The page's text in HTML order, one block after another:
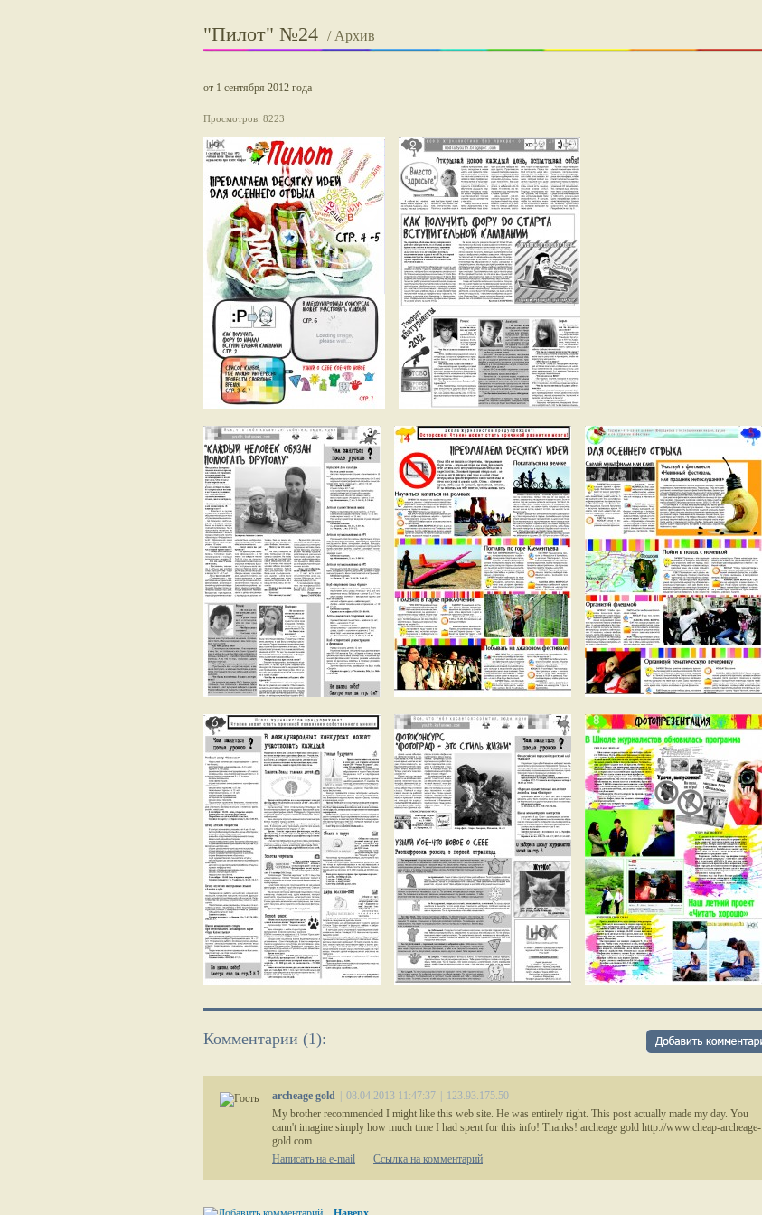
"Пилот" №24 / Архив
от 1 сентября 2012 года
Просмотров: 8223
Комментарии (1):
archeage gold 08.04.2013 11:47:37
123.93.175.50
My brother recommended I might like this web site. He was entirely right. This post actually made my day. You
cann't imagine simply how much time I had spent for this info! Thanks! archeage gold http://www.cheap-archeage-
gold.com
Написать на e-mail
Ссылка на комментарий